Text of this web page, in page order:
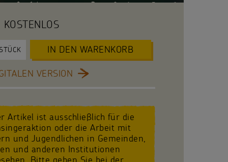
KOSTENLOS
STÜCK IN DEN WARENKORB
VERSION
Artikel ist ausschließlich für die
oder die Arbeit mit
und Jugendlichen in Gemeinden,
und anderen Institutionen